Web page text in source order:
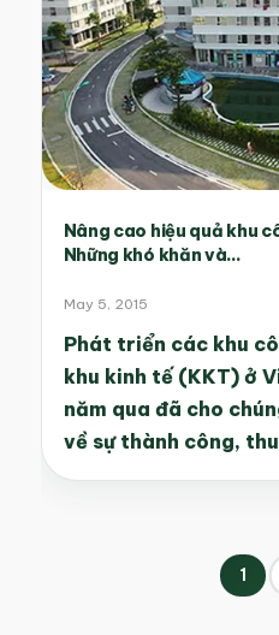
Nâng cao hiệu quả khu
Những khó khăn và...
May 5, 2015
Phát triển các khu
khu kinh tế (KKT) ở
năm qua đã cho
về sự thành công,
1